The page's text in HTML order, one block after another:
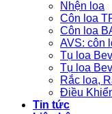
Nhện loa
Côn loa
Côn loa
AVS: côn
Tụ loa
Tụ loa
Rắc loa,
Điều
Tin tức